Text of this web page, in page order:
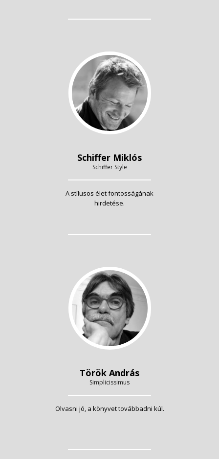
Schiffer Miklós
Schiffer Style
A stílusos élet fontosságának
hirdetése.
Török András
Simplicissimus
Olvasni jó, a könyvet továbbadni kúl.